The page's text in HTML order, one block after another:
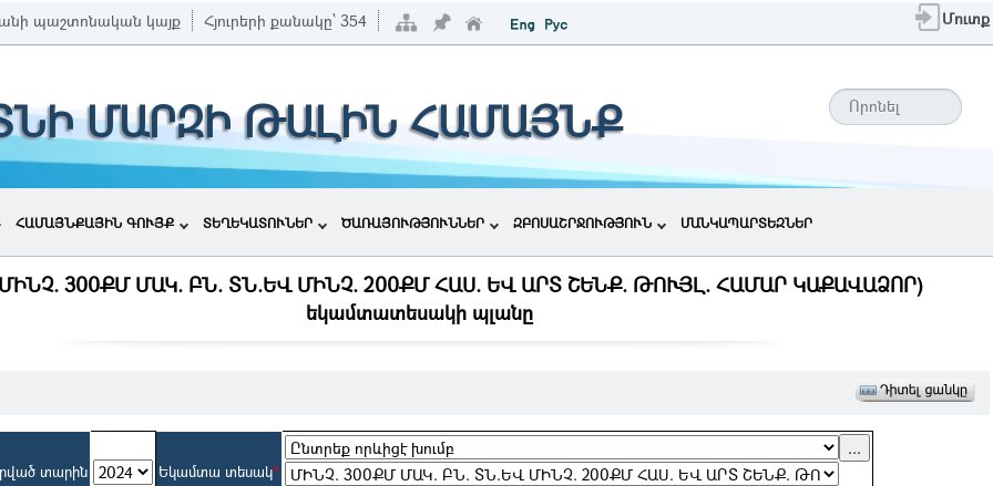
պաշտոնական կայք Հյուրերի քանակը՝ 354 Մուտք
ՄԱՐԶԻ ԹԱԼԻՆ ՀԱՄԱՅՆՔ
ՀԱՄԱՅՆՔԱՅԻՆ ԳՈՒՅՔ ՏԵՂԵԿԱՏՈՒՆԵՐ ԾԱՌԱՅՈՒԹՅՈՒՆՆԵՐ ԶԲՈՍԱՇՐՋՈՒԹՅՈՒՆ ՄԱՆԿԱՊԱՐՏԵԶՆԵՐ
300ՔՄ ՄԱԿ. ԲՆ. ՏՆ.ԵՎ ՄԻՆՉ. 200ՔՄ ՀԱՍ. ԵՎ ԱՐՏ ՇԵՆՔ. ԹՈՒՅԼ. ՀԱՄԱՐ ԿԱՔԱՎԱՁՈՐ)
եկամտատեսակի պլանը
տարին Եկամտա տեսակ*